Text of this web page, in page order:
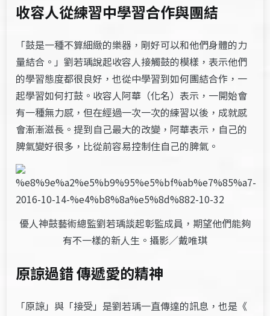
收容人從練習中學習合作與團結
「鼓是一種不算細緻的樂器，剛好可以和他們身體的力
量結合。」劉若瑀說起收容人接觸鼓的模樣，表示他們
的學習態度都很良好，也從中學習到如何團結合作，一
起學習如何打鼓。收容人阿華（化名）表示，一開始會
有一種無力感，但在經過一次一次的練習以後，成就感
會漸漸滋長。提到自己最大的改變，阿華表示，自己的
脾氣變好很多，比從前容易控制住自己的脾氣。
優人神鼓藝術總監劉若瑀談起彰監成員，期望他們能夠
有不一樣的新人生。攝影／戴唯琪
原諒過錯 傳遞愛的精神
「原諒」與「接受」是劉若瑀一直傳達的訊息，也是《